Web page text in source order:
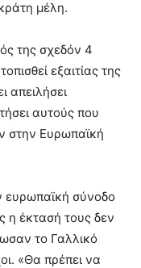
μέλη.
της σχεδόν 4
εξαιτίας της
απειλήσει
αυτούς που
στην Ευρωπαϊκή
ευρωπαϊκή σύνοδο
η έκτασή τους δεν
το Γαλλικό
«Θα πρέπει να